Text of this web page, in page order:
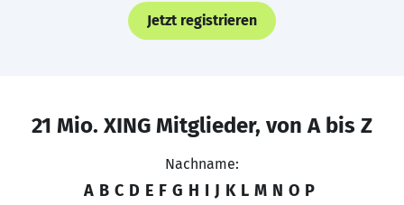
Jetzt registrieren
21 Mio. XING Mitglieder, von A bis Z
Nachname:
A B C D E F G H I J K L M N O P